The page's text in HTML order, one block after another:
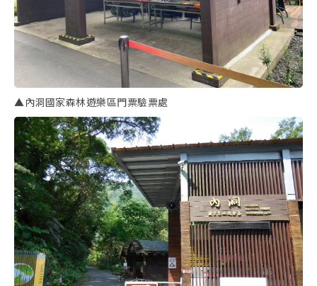
▲內洞國家森林遊樂區門票驗票處